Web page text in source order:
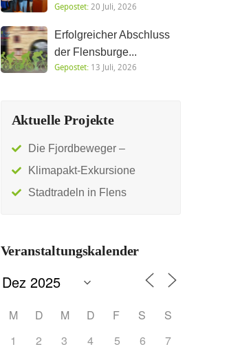
Gepostet:20 Juli, 2026
Erfolgreicher Abschluss
der Flensburge...
Gepostet:13 Juli, 2026
Aktuelle Projekte
Die Fjordbeweger –
Klimapakt-Exkursione
Stadtradeln in Flens
Veranstaltungskalender
M D M D F S
S
1
2 3 4 5 6
7